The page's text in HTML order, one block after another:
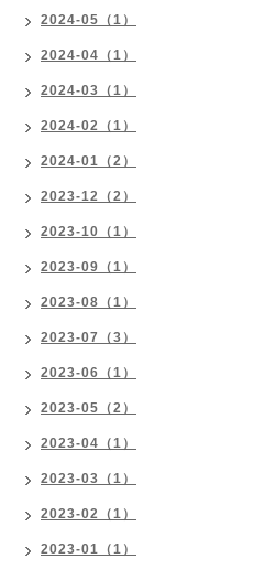
2024-05（1）
2024-04（1）
2024-03（1）
2024-02（1）
2024-01（2）
2023-12（2）
2023-10（1）
2023-09（1）
2023-08（1）
2023-07（3）
2023-06（1）
2023-05（2）
2023-04（1）
2023-03（1）
2023-02（1）
2023-01（1）